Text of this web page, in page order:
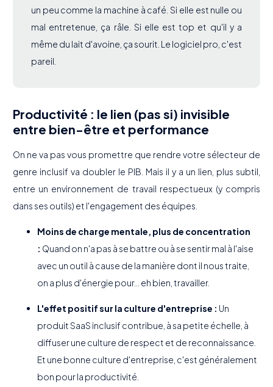
un peu comme la machine à café. Si elle est nulle ou
mal entretenue, ça râle. Si elle est top et qu'il y a
même du lait d'avoine, ça sourit. Le logiciel pro, c'est
pareil.
Productivité : le lien (pas si) invisible
entre bien-être et performance
On ne va pas vous promettre que rendre votre sélecteur de
genre inclusif va doubler le PIB. Mais il y a un lien, plus subtil,
entre un environnement de travail respectueux (y compris
dans ses outils) et l'engagement des équipes.
Moins de charge mentale, plus de concentration
: Quand on n'a pas à se battre ou à se sentir mal à l'aise
avec un outil à cause de la manière dont il nous traite,
on a plus d'énergie pour... eh bien, travailler.
L'effet positif sur la culture d'entreprise : Un
produit SaaS inclusif contribue, à sa petite échelle, à
diffuser une culture de respect et de reconnaissance.
Et une bonne culture d'entreprise, c'est généralement
bon pour la productivité.